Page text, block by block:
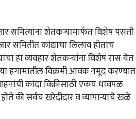
समित्यांना शेतकऱ्यामार्फत विशेष पसंती
समितीत कांद्याचा लिलाव होताच
हा व्यवहार शेतकऱ्यांना विशेष रास येत
हंगामातील विक्रमी आवक नमूद करण्यात
कांदा विक्रीसाठी एकच धावपळ
की सर्वच खरेदीदार व व्यापार्‍यांचे खळे